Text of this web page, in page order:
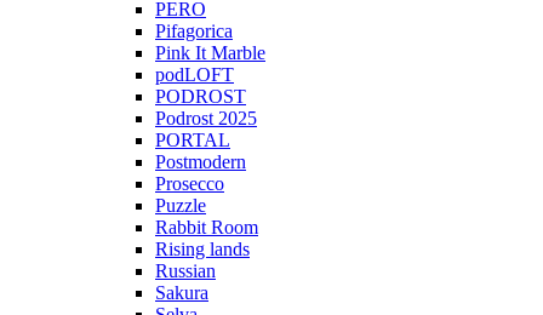
PERO
Pifagorica
Pink It Marble
podLOFT
PODROST
Podrost 2025
PORTAL
Postmodern
Prosecco
Puzzle
Rabbit Room
Rising lands
Russian
Sakura